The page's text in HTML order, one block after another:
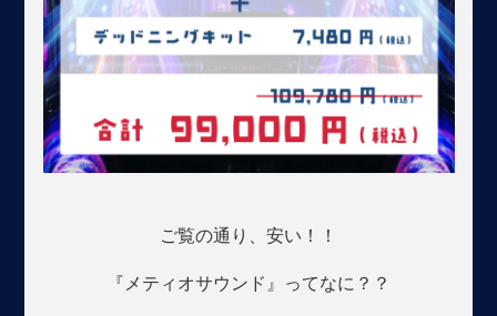
ご覧の通り、安い！！
『メティオサウンド』ってなに？？